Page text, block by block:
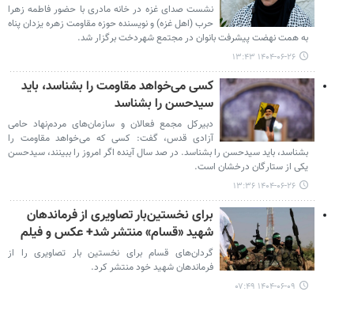
نشست صدای غزه در خانه مادری با حضور فاطمه زهرا
حرب (اهل غزه) و نویسنده حوزه مقاومت زهره یزدان پناه
به همت نهضت پیشرفت بانوان در مجتمع شهردخت برگزار شد.
۱۴۰۴-۰۶-۲۶ ۱۳:۴۳
کسی می‌خواهد مقاومت را بشناسد، باید
سیدحسن را بشناسد
دبیرکل مجمع فعالان و سازمان‌های مردم‌نهاد حامی
آزادی قدس، گفت: کسی که می‌خواهد مقاومت را
بشناسد، باید سیدحسن را بشناسد. در صد سال آینده اگر امروز را ببینند، سیدحسن
یکی از ستارگان درخشان است.
۱۴۰۴-۰۶-۲۶ ۱۳:۳۶
برای نخستین‌بار تصاویری از فرماندهان
شهید «قسام» منتشر شد+ عکس و فیلم
گردان‌های قسام برای نخستین بار تصاویری را از
فرماندهان شهید خود منتشر کرد.
۱۴۰۴-۰۶-۰۹ ۰۷:۴۹